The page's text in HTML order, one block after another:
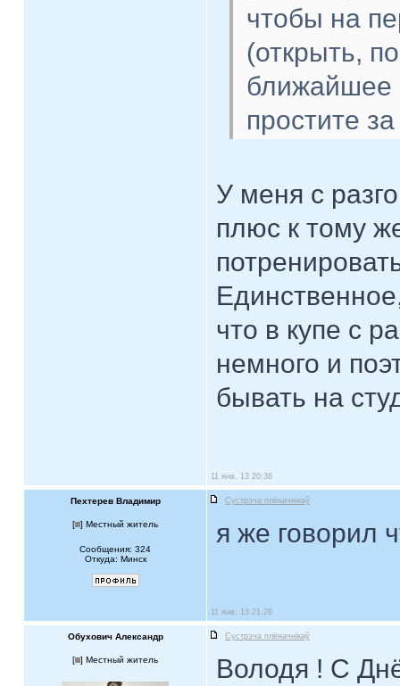
чтобы на
(открыть,
ближайшее
простите
У меня с
плюс к тому
что в купе с
немного и
бывать на
11 янв, 13 20:38
Пехтерев Владимир Сустрэча плёначнiкаў
[ ] Местный житель
Сообщения: 324
Откуда: Минск
я же говорил
11 янв, 13 21:26
Обухович Александр Сустрэча плёначнiкаў
[ ] Местный житель Володя ! С